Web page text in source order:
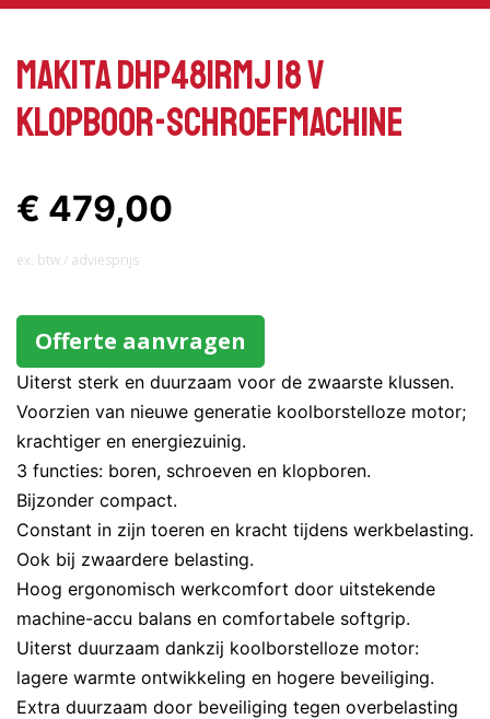
Makita DHP481RMJ 18 V
Klopboor-schroefmachine
€ 479,00
ex. btw / adviesprijs
Offerte aanvragen
Uiterst sterk en duurzaam voor de zwaarste klussen.
Voorzien van nieuwe generatie koolborstelloze motor;
krachtiger en energiezuinig.
3 functies: boren, schroeven en klopboren.
Bijzonder compact.
Constant in zijn toeren en kracht tijdens werkbelasting.
Ook bij zwaardere belasting.
Hoog ergonomisch werkcomfort door uitstekende
machine-accu balans en comfortabele softgrip.
Uiterst duurzaam dankzij koolborstelloze motor:
lagere warmte ontwikkeling en hogere beveiliging.
Extra duurzaam door beveiliging tegen overbelasting